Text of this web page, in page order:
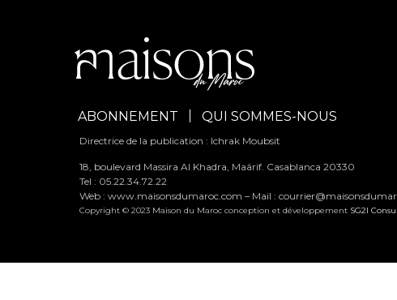
ABONNEMENT QUI SOMMES-NOUS
Directrice de la publication : Ichrak Moubsit
18, boulevard Massira Al Khadra, Maârif. Casablanca 20330
Tel : 05.22.34.72.22
Web : www.maisonsdumaroc.com – Mail :
Copyright © 2023 Maison du Maroc conception et développement SG2I